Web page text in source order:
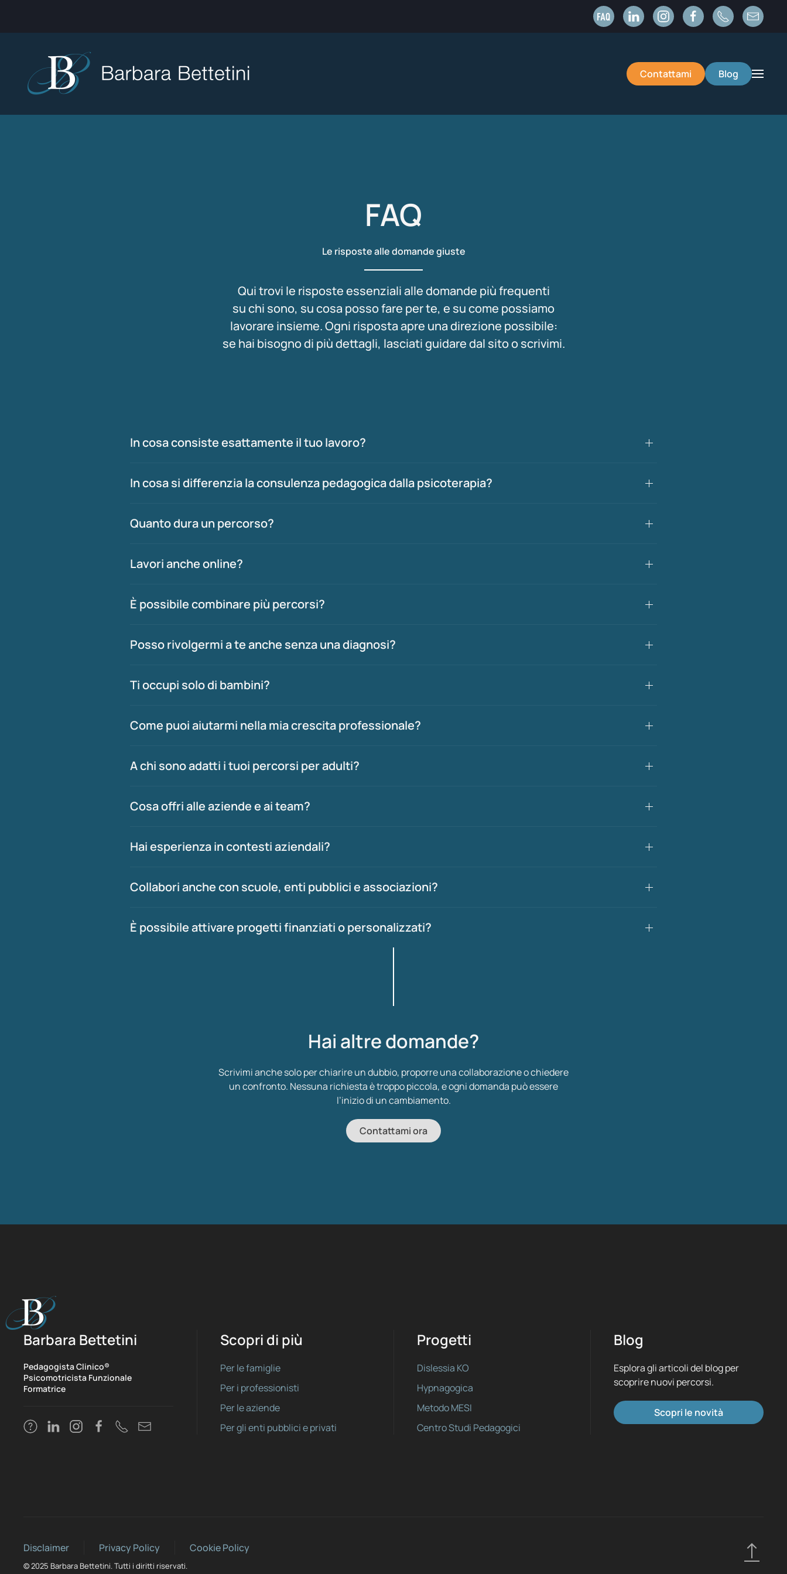
Contattami Blog
FAQ
Le risposte alle domande giuste
Qui trovi le risposte essenziali alle domande più frequenti
su chi sono, su cosa posso fare per te, e su come possiamo
lavorare insieme. Ogni risposta apre una direzione possibile:
se hai bisogno di più dettagli, lasciati guidare dal sito o scrivimi.
In cosa consiste esattamente il tuo lavoro?
In cosa si differenzia la consulenza pedagogica dalla psicoterapia?
Quanto dura un percorso?
Lavori anche online?
È possibile combinare più percorsi?
Posso rivolgermi a te anche senza una diagnosi?
Ti occupi solo di bambini?
Come puoi aiutarmi nella mia crescita professionale?
A chi sono adatti i tuoi percorsi per adulti?
Cosa offri alle aziende e ai team?
Hai esperienza in contesti aziendali?
Collabori anche con scuole, enti pubblici e associazioni?
È possibile attivare progetti finanziati o personalizzati?
Hai altre domande?
Scrivimi anche solo per chiarire un dubbio, proporre una collaborazione o chiedere
un confronto. Nessuna richiesta è troppo piccola, e ogni domanda può essere
l’inizio di un cambiamento.
Contattami ora
Barbara Bettetini
Pedagogista Clinico®
Psicomotricista Funzionale
Formatrice
Scopri di più
Per le famiglie
Per i professionisti
Per le aziende
Per gli enti pubblici e privati
Progetti
Dislessia KO
Hypnagogica
Metodo MESI
Centro Studi Pedagogici
Blog
Esplora gli articoli del blog per
scoprire nuovi percorsi.
Scopri le novità
Disclaimer Privacy Policy Cookie Policy
© 2025 Barbara Bettetini. Tutti i diritti riservati.